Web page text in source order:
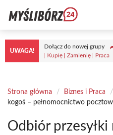
treści
UWAGA!
Dołącz do nowej grupy
| Kupię | Zamienię | Praca
Strona główna / Biznes i Praca /
kogoś – pełnomocnictwo
Odbiór przesyłki